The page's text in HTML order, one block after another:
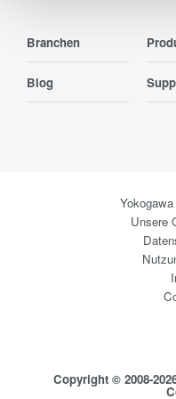
Branchen
Blog
Unsere
Copyright © 2008-